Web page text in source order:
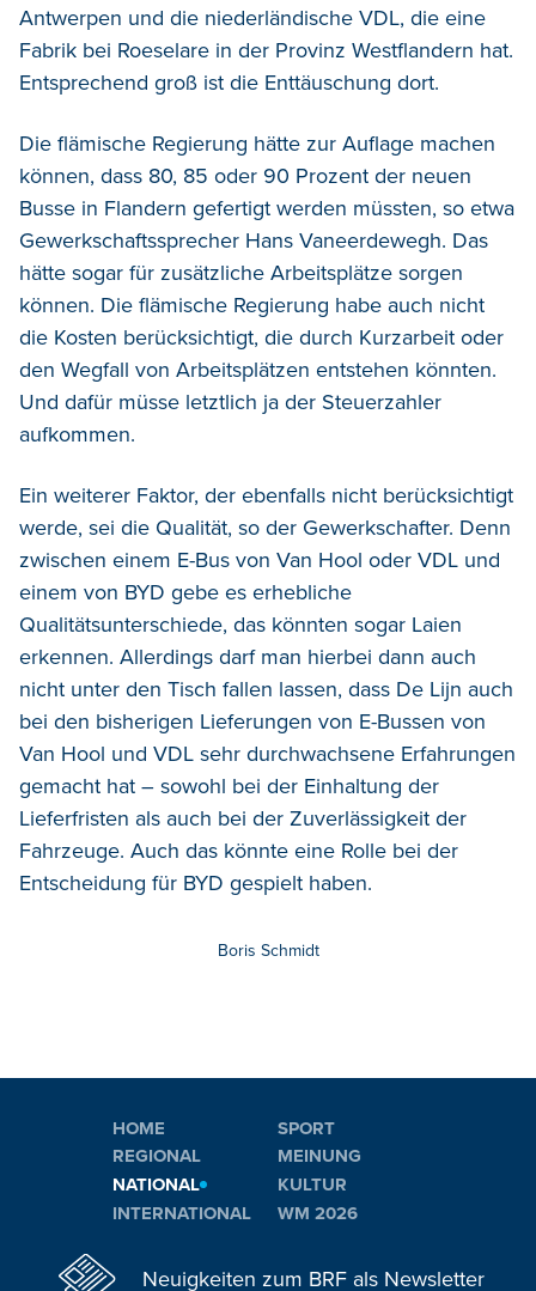
Antwerpen und die niederländische VDL, die eine
Fabrik bei Roeselare in der Provinz Westflandern hat.
Entsprechend groß ist die Enttäuschung dort.
Die flämische Regierung hätte zur Auflage machen
können, dass 80, 85 oder 90 Prozent der neuen
Busse in Flandern gefertigt werden müssten, so etwa
Gewerkschaftssprecher Hans Vaneerdewegh. Das
hätte sogar für zusätzliche Arbeitsplätze sorgen
können. Die flämische Regierung habe auch nicht
die Kosten berücksichtigt, die durch Kurzarbeit oder
den Wegfall von Arbeitsplätzen entstehen könnten.
Und dafür müsse letztlich ja der Steuerzahler
aufkommen.
Ein weiterer Faktor, der ebenfalls nicht berücksichtigt
werde, sei die Qualität, so der Gewerkschafter. Denn
zwischen einem E-Bus von Van Hool oder VDL und
einem von BYD gebe es erhebliche
Qualitätsunterschiede, das könnten sogar Laien
erkennen. Allerdings darf man hierbei dann auch
nicht unter den Tisch fallen lassen, dass De Lijn auch
bei den bisherigen Lieferungen von E-Bussen von
Van Hool und VDL sehr durchwachsene Erfahrungen
gemacht hat – sowohl bei der Einhaltung der
Lieferfristen als auch bei der Zuverlässigkeit der
Fahrzeuge. Auch das könnte eine Rolle bei der
Entscheidung für BYD gespielt haben.
Boris Schmidt
HOME
REGIONAL
NATIONAL
INTERNATIONAL
SPORT
MEINUNG
KULTUR
WM 2026
Neuigkeiten zum BRF als Newsletter